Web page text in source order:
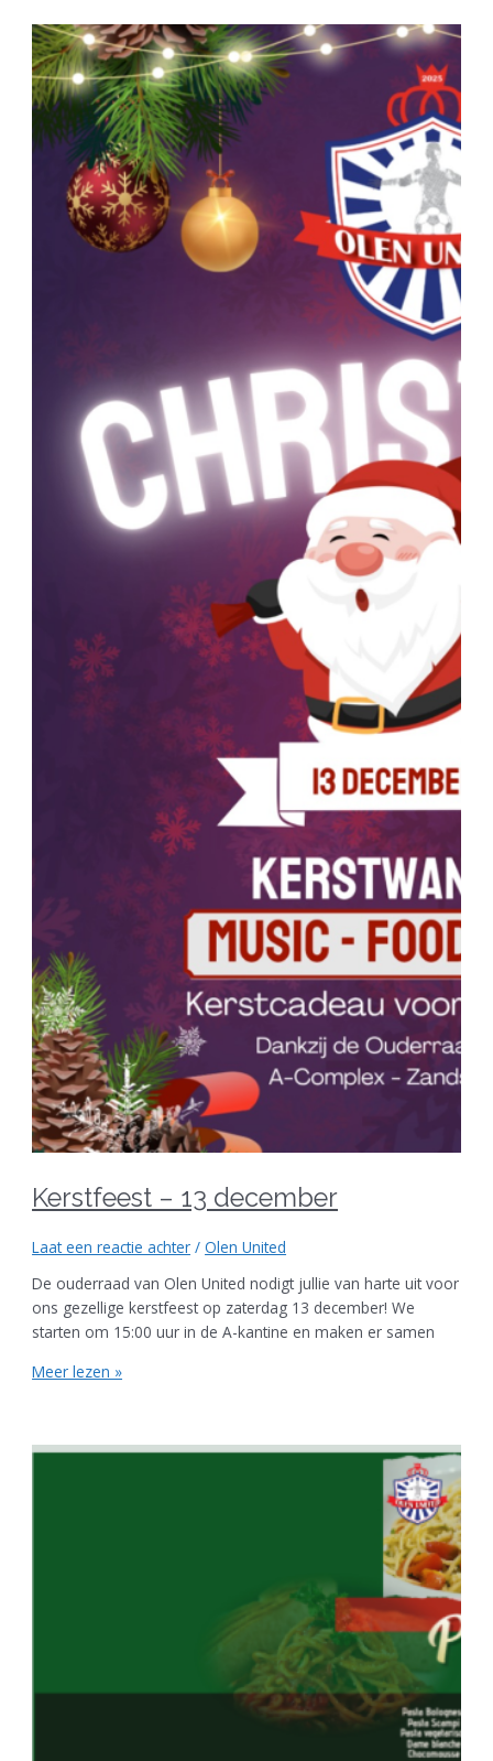
Kerstfeest – 13 december
Laat een reactie achter /Olen United
De ouderraad van Olen United nodigt jullie van harte uit voor
ons gezellige kerstfeest op zaterdag 13 december! We
starten om 15:00 uur in de A-kantine en maken er samen
Meer lezen »